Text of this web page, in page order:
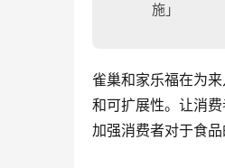
施」
雀巢和家乐福在为
和可扩展性。让消
加强消费者对于食品